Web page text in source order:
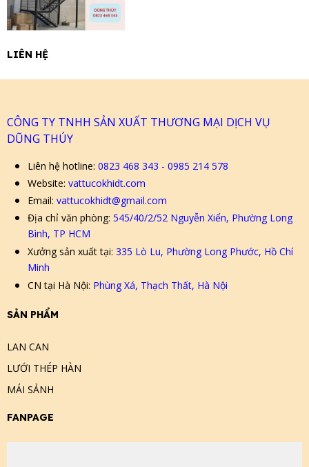
LIÊN HỆ
CÔNG TY TNHH SẢN XUẤT THƯƠNG MẠI DỊCH VỤ
DŨNG THÚY
Liên hệ hotline: 0823 468 343 - 0985 214 578
Website: vattucokhidt.com
Email: vattucokhidt@gmail.com
Địa chỉ văn phòng: 545/40/2/52 Nguyễn Xiển, Phường Long
Bình, TP HCM
Xưởng sản xuất tại: 335 Lò Lu, Phường Long Phước, Hồ Chí
Minh
CN tại Hà Nội: Phùng Xá, Thạch Thất, Hà Nội
SẢN PHẨM
LAN CAN
LƯỚI THÉP HÀN
MÁI SẢNH
FANPAGE